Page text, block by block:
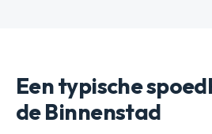
Een typische
de Binnenstad